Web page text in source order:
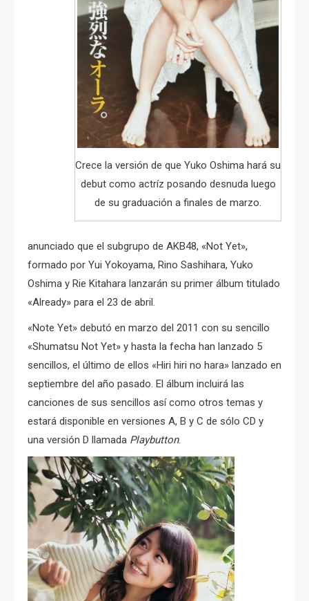
Crece la versión de que Yuko Oshima hará su
debut como actríz posando desnuda luego
de su graduación a finales de marzo.
anunciado que el subgrupo de AKB48, «Not Yet»,
formado por Yui Yokoyama, Rino Sashihara, Yuko
Oshima y Rie Kitahara lanzarán su primer álbum titulado
«Already» para el 23 de abril.
«Note Yet» debutó en marzo del 2011 con su sencillo
«Shumatsu Not Yet» y hasta la fecha han lanzado 5
sencillos, el último de ellos «Hiri hiri no hara» lanzado en
septiembre del año pasado. El álbum incluirá las
canciones de sus sencillos así como otros temas y
estará disponible en versiones A, B y C de sólo CD y
una versión D llamada Playbutton.